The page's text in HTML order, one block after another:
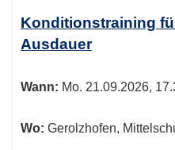
Konditionstraining
Ausdauer
Wann: Mo. 21.09.2026,
Wo: Gerolzhofen,